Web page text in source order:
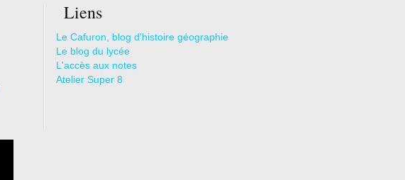
Liens
Le Cafuron, blog d'histoire géographie
Le blog du lycée
L'accès aux notes
Atelier Super 8